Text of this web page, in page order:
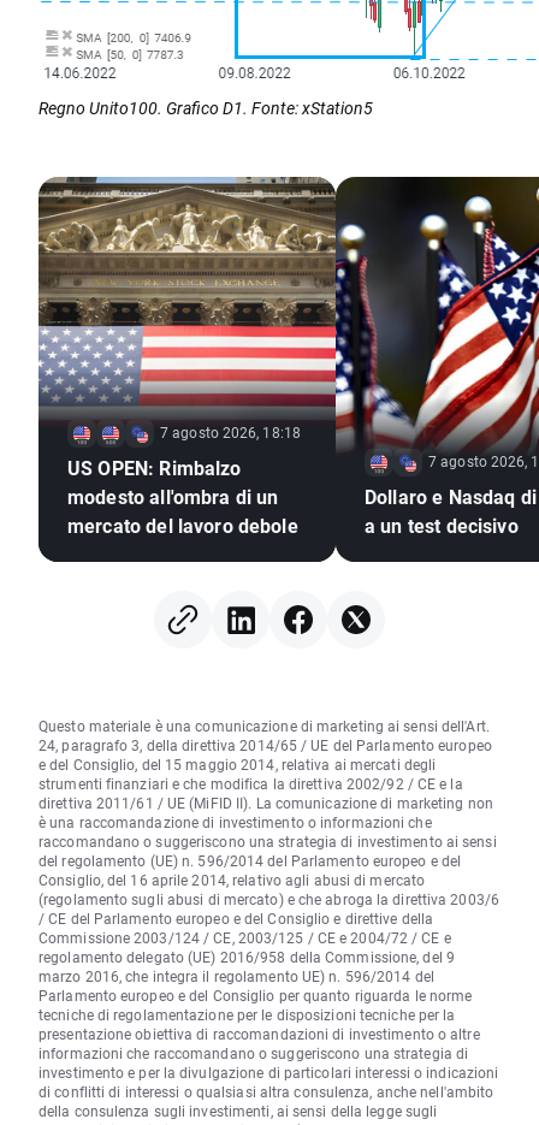
Regno Unito100. Grafico D1. Fonte: xStation5
7 agosto 2026, 18:18
US OPEN: Rimbalzo
modesto all'ombra di un
mercato del lavoro debole
7 agosto 2026,
Dollaro e Nasdaq
a un test decisivo
Questo materiale è una comunicazione di marketing ai sensi dell'Art.
24, paragrafo 3, della direttiva 2014/65 / UE del Parlamento europeo
e del Consiglio, del 15 maggio 2014, relativa ai mercati degli
strumenti finanziari e che modifica la direttiva 2002/92 / CE e la
direttiva 2011/61 / UE (MiFID II). La comunicazione di marketing non
è una raccomandazione di investimento o informazioni che
raccomandano o suggeriscono una strategia di investimento ai sensi
del regolamento (UE) n. 596/2014 del Parlamento europeo e del
Consiglio, del 16 aprile 2014, relativo agli abusi di mercato
(regolamento sugli abusi di mercato) e che abroga la direttiva 2003/6
/ CE del Parlamento europeo e del Consiglio e direttive della
Commissione 2003/124 / CE, 2003/125 / CE e 2004/72 / CE e
regolamento delegato (UE) 2016/958 della Commissione, del 9
marzo 2016, che integra il regolamento UE) n. 596/2014 del
Parlamento europeo e del Consiglio per quanto riguarda le norme
tecniche di regolamentazione per le disposizioni tecniche per la
presentazione obiettiva di raccomandazioni di investimento o altre
informazioni che raccomandano o suggeriscono una strategia di
investimento e per la divulgazione di particolari interessi o indicazioni
di conflitti di interessi o qualsiasi altra consulenza, anche nell'ambito
della consulenza sugli investimenti, ai sensi della legge sugli